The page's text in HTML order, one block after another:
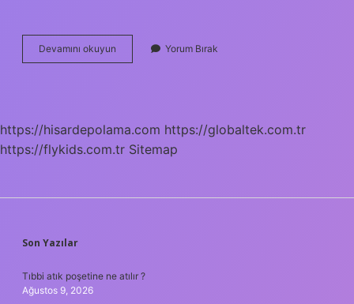
Devamını okuyun Likidasyon
Ne
Yorum Bırak
https://hisardepolama.com https://globaltek.com.tr
https://flykids.com.tr Sitemap
SIDEBAR
Son Yazılar
Tıbbi atık poşetine ne atılır ?
Ağustos 9, 2026